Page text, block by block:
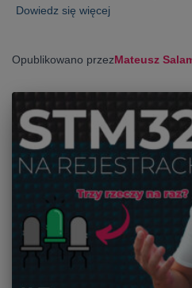
Dowiedz się więcej
Opublikowano przezMateusz